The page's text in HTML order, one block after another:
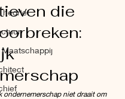
die
ondernemerschap niet draait om